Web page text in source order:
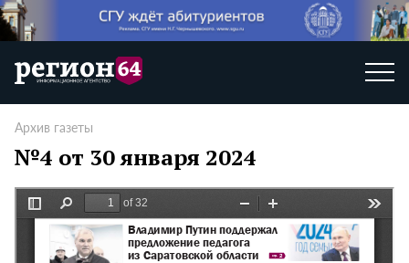
Архив газеты
№4 от 30 января 2024